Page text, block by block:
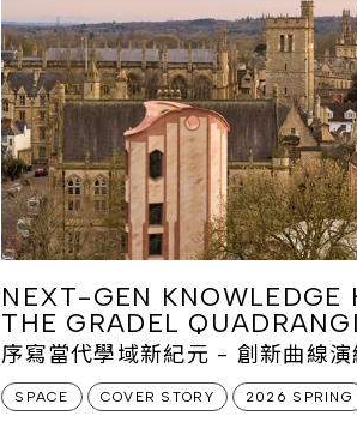
NEXT-GEN KNOWLEDGE
THE GRADEL
COLLEGE, OXFORD
序寫當代學域新紀元 - 創新曲線演
SPACE COVER STORY 2026 SPRING